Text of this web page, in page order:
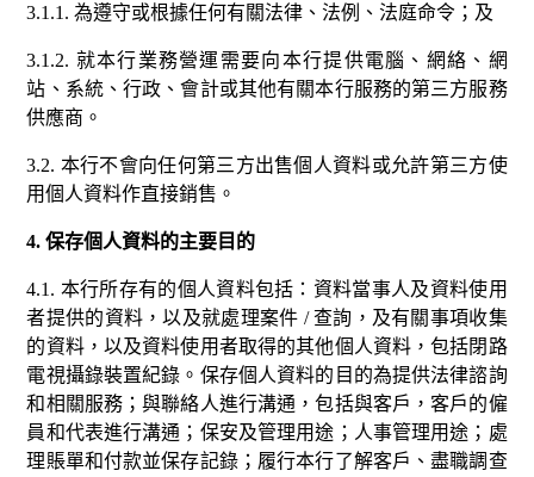
3.1.1. 為遵守或根據任何有關法律、法例、法庭命令；及
3.1.2. 就本行業務營運需要向本行提供電腦、網絡、網
站、系統、行政、會計或其他有關本行服務的第三方服務
供應商。
3.2. 本行不會向任何第三方出售個人資料或允許第三方使
用個人資料作直接銷售。
4. 保存個人資料的主要目的
4.1. 本行所存有的個人資料包括：資料當事人及資料使用
者提供的資料，以及就處理案件 / 查詢，及有關事項收集
的資料，以及資料使用者取得的其他個人資料，包括閉路
電視攝錄裝置紀錄。保存個人資料的目的為提供法律諮詢
和相關服務；與聯絡人進行溝通，包括與客戶，客戶的僱
員和代表進行溝通；保安及管理用途；人事管理用途；處
理賬單和付款並保存記錄；履行本行了解客戶、盡職調查